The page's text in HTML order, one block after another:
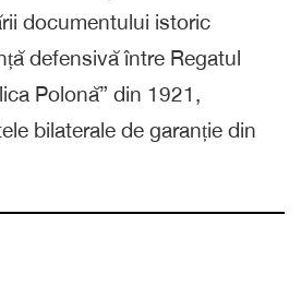
documentului istoric
defensivă între Regatul
Polonă” din 1921,
bilaterale de garanție din